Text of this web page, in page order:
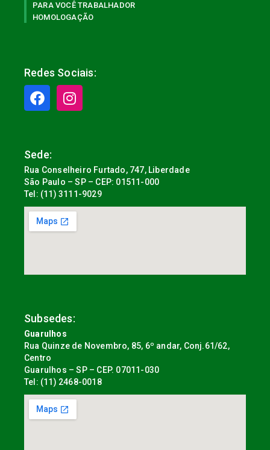
PARA VOCÊ TRABALHADOR
HOMOLOGAÇÃO
Redes Sociais:
Sede:
Rua Conselheiro Furtado, 747, Liberdade
São Paulo – SP – CEP: 01511-000
Tel: (11) 3111-9029
Subsedes:
Guarulhos
Rua Quinze de Novembro, 85, 6º andar, Conj.61/62,
Centro
Guarulhos – SP – CEP. 07011-030
Tel: (11) 2468-0018